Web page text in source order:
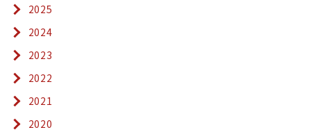
2025
2024
2023
2022
2021
2020